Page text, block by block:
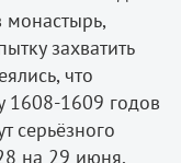
монастырь,
захватить
что
1608­-1609 годов
серьёзного
на 29 июня,